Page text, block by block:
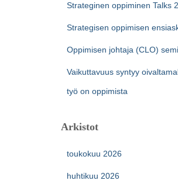
Strateginen oppiminen Talks
Strategisen oppimisen
Oppimisen johtaja (CLO)
Vaikuttavuus syntyy
työ on oppimista
Arkistot
toukokuu 2026
huhtikuu 2026